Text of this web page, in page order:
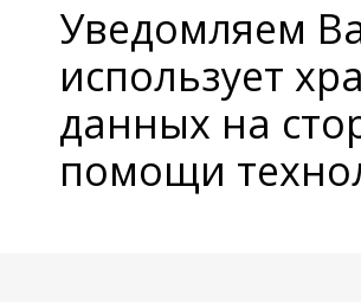
Уведомляем
использует
данных на
помощи